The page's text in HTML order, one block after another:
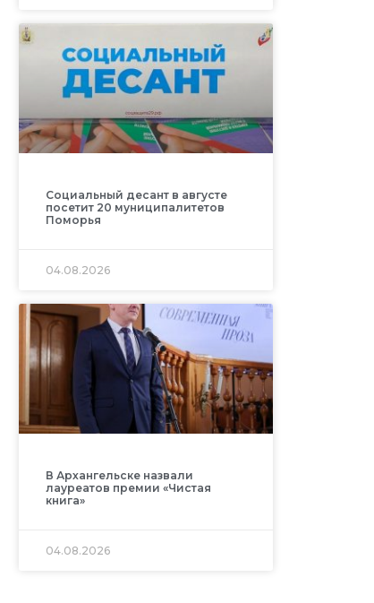
Социальный десант в августе
посетит 20 муниципалитетов
Поморья
04.08.2026
В Архангельске назвали
лауреатов премии «Чистая
книга»
04.08.2026